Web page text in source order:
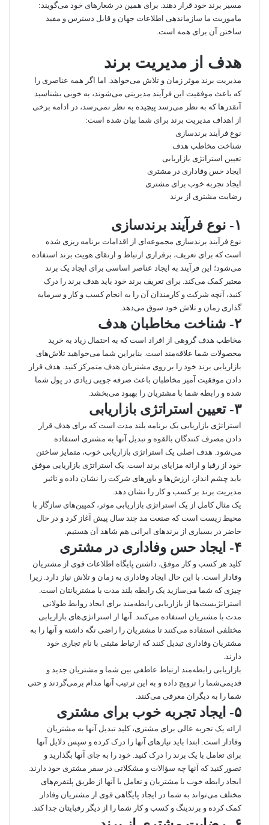
مسیر برند خود قرار دهند. برای همین در شعارهای خود می‌گویند:
ماموریت ما سازماندهی اطلاعات جهان و قابل دسترس و مفید
ساختن آن برای همه است.
هدف از مدیریت برند
مدیریت برند موثر زمان و تلاش می‌خواهد. اما اگر همه عناصری را
که باعث موفقیت این فرآیند مدیریتی می‌شوند، به خوبی بشناسید
آنقدرها که به نظر می‌رسد پیچیده به نظر نمی‌رسد، در ادامه برخی
از اهداف مدیریت برند برای شما بیان شده است:
نوع فرآیند برندسازی
شناخت مخاطب هدف
تعیین استراتژی بازاریابی
ایجاد حس وفاداری در مشتری
ایجاد تجربه خوب برای مشتری
رضایت مشتری از برند
۱- نوع فرآیند برندسازی
نوع فرآیند برندسازی مجموعه‌ای از اقدامات برنامه ریزی شده
است که برای تعریف، برقراری ارتباط و ارتقای هویت برند استفاده
می‌شود؛ این فرآیند به ایجاد عناصر اساسی برای ایجاد یک برند
معتبر کمک می‌کند. برای تعریف برند خود باید هدف برند را درک
کنید، آنچه شرکت و کارمندان آن را به انجام کسب و کار و سرمایه
گذاری زمان و تلاش خود سوق می‌دهد.
۲- شناخت مخاطبان هدف
مخاطب هدف گروهی از افراد است که به احتمال زیاد به خرید
محصولات شما علاقه‌مند است. بنابراین شما می‌خواهید تلاش‌های
بازاریابی برند خود را بر روی مشتریان هدف متمرکز کنید. هدف قرار
دادن موفقیت آمیز مخاطبان باعث صرفه جویی زیادی در پول شما
شده و رابطه شما با مشتریان را بهبود می‌بخشد.
۳- تعیین استراتژی بازاریابی
استراتژی بازاریابی یک برنامه بلند مدت است که برای هدف قرار
دادن مصرف کنندگان بالقوه و تبدیل آنها به مشتری استفاده
می‌شود. هدف اصلی یک استراتژی بازاریابی خوب، متمایز ساختن
خود از رقبا و ارائه مزایای برند است. یک استراتژی بازاریابی موفق
باید چشم انداز، ارزش‌ها و باورهای شرکت را نشان داده و تاثیر
مدیریت برند بر کسب و کار را نشان دهد.
یک مثال کامل از یک استراتژی بازاریابی موثر، کمپین‌های سازگار با
محیط زیست است که صنعت مد چند سال پیش آغاز کرد و در حال
حاضر در بسیاری از برندهای ایرانی هم شاهد آن هستیم.
۴- ایجاد حس وفاداری در مشتری
کلید هر کسب و کار موفق، داشتن پایگاه اطلاعات قوی از مشتریان
وفادار است. با این حال ایجاد وفاداری به زمان و تلاش نیاز دارد. زیرا
چیزی که شما می‌سازید یک رابطه بلند مدت با مشتریانتان است.
استراتژیست‌ها از بازاریابی رابطه‌مند برای ایجاد روابط طولانی
مدت با مشتریان استفاده می‌کنند. آنها از استراتژی‌های بازاریابی
مختلفی استفاده می‌کنند تا مشتریان را راضی نگه داشته و آنها را به
مشتریان وفاداری تبدیل کنند که ارتباط مثبتی با نام تجاری خود
دارند.
بازاریابی رابطه‌مند ارتباط عاطفی بین شما و مشتریان جدید و
قدیمی‌شما را ترویج داده و به این ترتیب آنها مدام برمی‌گردند و حتی
شما را به دیگران معرفی می‌کنند.
۵- ایجاد تجربه خوب برای مشتری
ارائه یک تجربه عالی برای مشتری، کلید تبدیل آنها به مشتریان
وفادار است. ابتدا باید نیازهای آنها را درک کرده و سپس دلایل آنها
برای تعامل با یک برند را درک کنید. خود را به جای آنها بگذارید و
تصور کنید که آنها چه سؤالات و مشکلاتی در سفر مشتری خود دارند.
ایجاد رابطه خوب با مشتریان و تعامل با آنها از طریق پلتفرم‌های
مختلف می‌تواند به شما در ایجاد پایگاهی قوی از مشتریان وفادار
کمک کرده و برندینگ و کسب و کار شما را از دیگر رقبایتان جدا کند.